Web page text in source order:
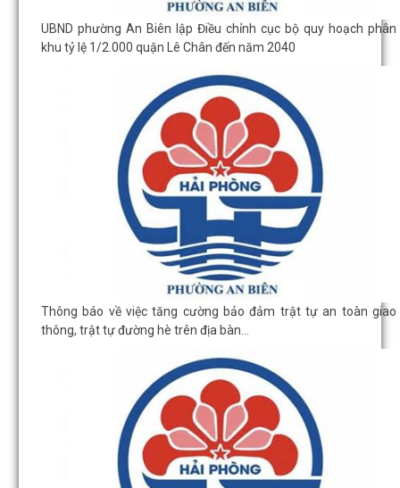
UBND phường An Biên lập Điều chỉnh cục bộ quy hoạch phân
khu tỷ lệ 1/2.000 quận Lê Chân đến năm 2040
Thông báo về việc tăng cường bảo đảm trật tự an toàn giao
thông, trật tự đường hè trên địa bàn...